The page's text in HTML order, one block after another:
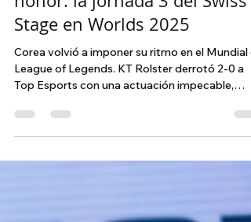
Corea impone respeto, China
resiste y Taiwán cae con
honor: la jornada 3 del Swiss
Stage en Worlds 2025
Corea volvió a imponer su ritmo en el Mundial
mientras Anyone’s Legend remontó ante CTBC
donde Corea domina, China respira y Taiwán se